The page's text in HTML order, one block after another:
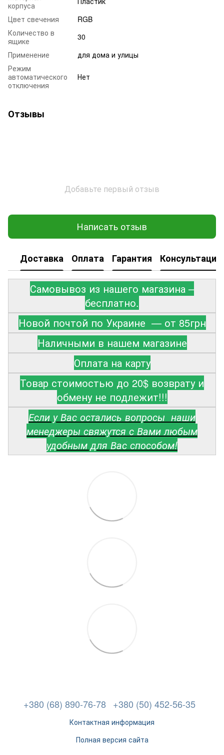
корпуса
Цвет свечения
RGB
Количество в
ящике
30
Применение
для дома и улицы
Режим
автоматического
отключения
Нет
Отзывы
Добавьте первый отзыв
Написать отзыв
Доставка Оплата Гарантия Консультация
Самовывоз из нашего магазина –
бесплатно.
Новой почтой по Украине — от 85грн
Наличными в нашем магазине
Оплата на карту
Товар стоимостью до 20$ возврату и
обмену не подлежит!!!
Если у Вас остались вопросы наши
менеджеры свяжутся с Вами любым
удобным для Вас способом!
+380 (68) 890-76-78 +380 (50) 452-56-35
Контактная информация
Полная версия сайта